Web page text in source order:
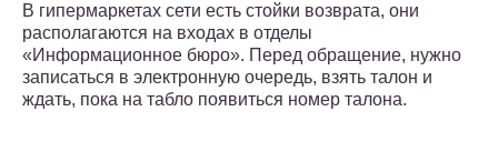
В гипермаркетах сети есть стойки возврата, они
располагаются на входах в отделы
«Информационное бюро». Перед обращение, нужно
записаться в электронную очередь, взять талон и
ждать, пока на табло появиться номер талона.